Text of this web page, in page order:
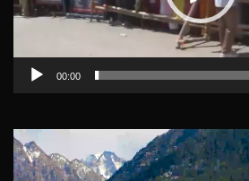
00:00
Video
Player